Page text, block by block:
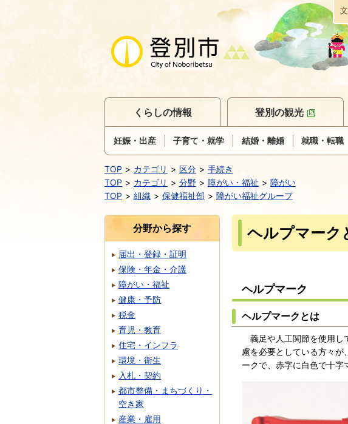
本
文
へ
移
動
くらしの情報
妊娠・出産 子育て・就学 結婚・離婚 就職・転職
登別の観光
TOP カテゴリ 区分
手続き
TOP
カテゴリ 分野 障がい・福祉
障がい
TOP
組織 保健福祉部 障がい福祉グループ
ヘルプマーク
ヘルプマーク
ヘルプマークとは
義足や人工関節を使用し
慮を必要としている方々
ークで、赤字に白色で十字
分野から探す
届出・登録・証明
保険・年金・介護
障がい・福祉
健康・予防
税金
育児・教育
住宅・インフラ
環境・衛生
入札・契約
都市整備・まちづくり・
空き家
産業・雇用